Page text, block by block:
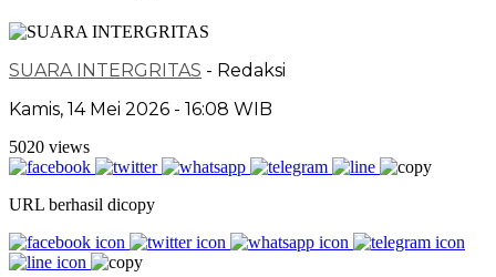
SUARA INTERGRITAS - Redaksi
Kamis, 14 Mei 2026 - 16:08 WIB
5020 views
URL berhasil dicopy